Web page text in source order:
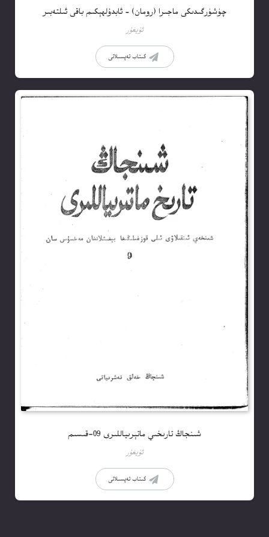
چۈشۈرگىدىكى ماجىرا (رومان) – ئابدۇلھېكىم باقى ئىلتەبىر
ئۇيغۇر
كىتاب تەپسىلاتى
شىنجاڭ تارىخىي ماتېرىياللىرى 09-قىسىم
ئۇيغۇر
كىتاب تەپسىلاتى